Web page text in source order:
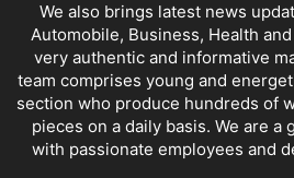
We also brings latest news
Automobile, Business, Health
very authentic and informative
team comprises young and
section who produce hundreds of
pieces on a daily basis. We are a
with passionate employees and